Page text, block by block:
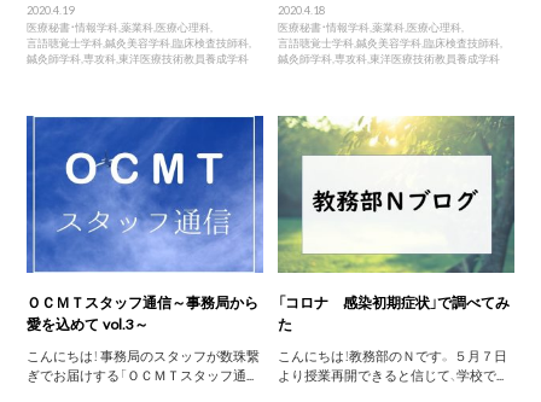
2020.4.19
医療秘書・情報学科,薬業科,医療心理科,
言語聴覚士学科,鍼灸美容学科,臨床検査技師科,
鍼灸師学科,専攻科,東洋医療技術教員養成学科
2020.4.18
医療秘書・情報学科,薬業科,医療心理科,
言語聴覚士学科,鍼灸美容学科,臨床検査技師科,
鍼灸師学科,専攻科,東洋医療技術教員養成学科
ＯＣＭＴスタッフ通信～事務局から
愛を込めて vol.3～
こんにちは！ 事務局のスタッフが数珠繋
ぎでお届けする「ＯＣＭＴスタッフ通...
「コロナ 感染初期症状」で調べてみ
た
こんにちは！教務部のＮです。 ５月７日
より授業再開できると信じて、学校で...